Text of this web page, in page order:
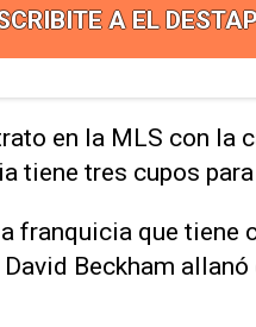
A EL
en la MLS con la
tiene tres cupos
franquicia que tiene
Beckham